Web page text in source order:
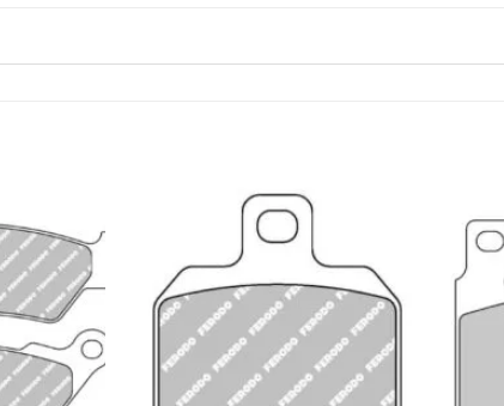
Favorilerime
Ekle
Ekle